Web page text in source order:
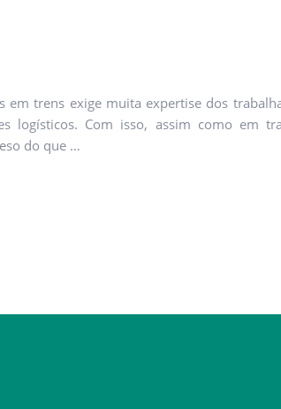
trens exige muita expertise dos
logísticos. Com isso, assim como em
do que …